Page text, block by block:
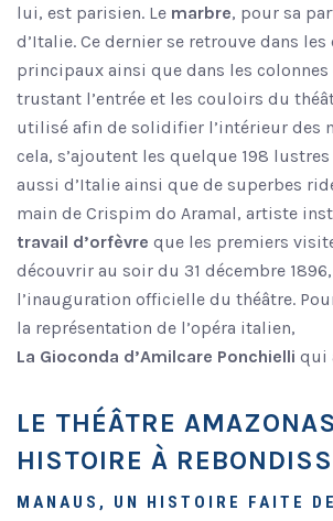
lui, est parisien. Le marbre, pour sa
d’Italie. Ce dernier se retrouve dans les
principaux ainsi que dans les
trustant l’entrée et les couloirs du
utilisé afin de solidifier l’intérieur des
cela, s’ajoutent les quelque 198
aussi d’Italie ainsi que de superbes
main de Crispim do Aramal, artiste
travail d’orfèvre que les premiers
découvrir au soir du 31 décembre
l’inauguration officielle du théâtre.
la représentation de l’opéra italien,
La Gioconda d’Amilcare Ponchielli qui
LE THÉÂTRE
HISTOIRE À
MANAUS, UN HISTOIRE FAITE